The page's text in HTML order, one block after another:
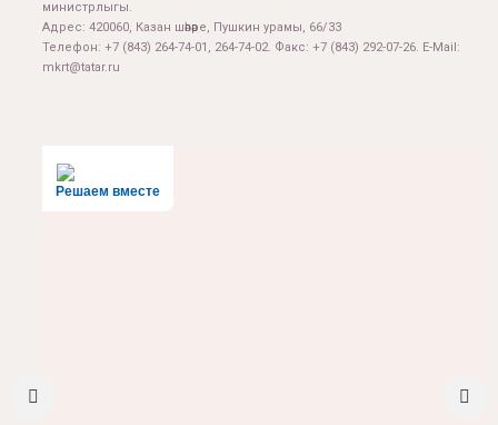
министрлыгы.
Адрес: 420060, Казан шәһәре, Пушкин урамы, 66/33
Телефон: +7 (843) 264-74-01, 264-74-02. Факс: +7 (843) 292-07-26. E-Mail:
mkrt@tatar.ru
Решаем вместе